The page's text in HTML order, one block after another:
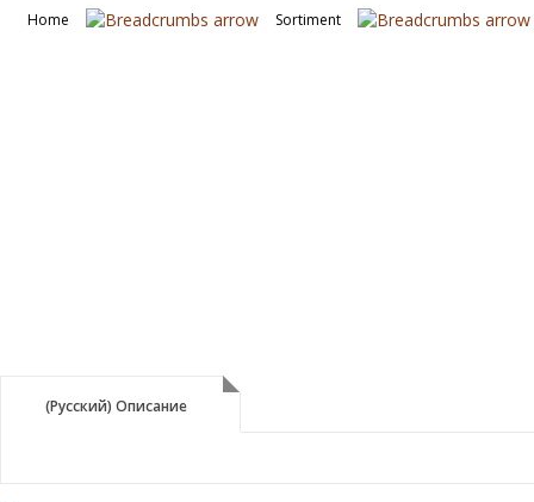
Home Sortiment
(Русский) Описание
(Русский) Описание